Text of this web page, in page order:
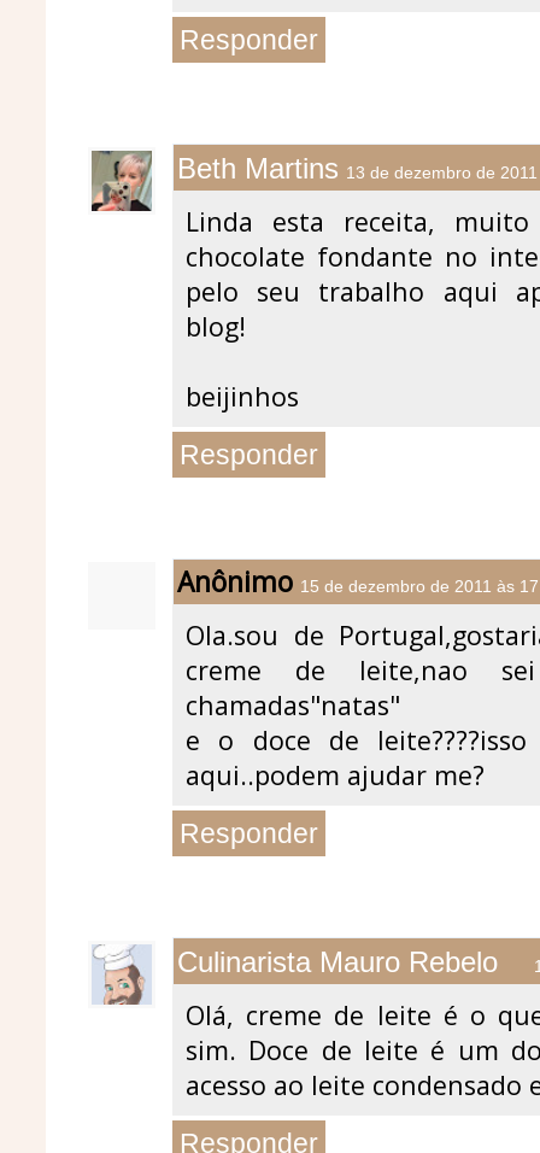
Responder
Beth Martins 13 de dezembro de
Linda esta receita,
chocolate fondante no
pelo seu trabalho aqui
blog!
beijinhos
Responder
Anônimo 15 de dezembro de 2011 às
Ola.sou de
creme de leite,nao
chamadas"natas"
e o doce de
aqui..podem ajudar me?
Responder
Culinarista Mauro Rebelo
Olá, creme de leite é o
sim. Doce de leite é um
acesso ao leite condensado
Responder